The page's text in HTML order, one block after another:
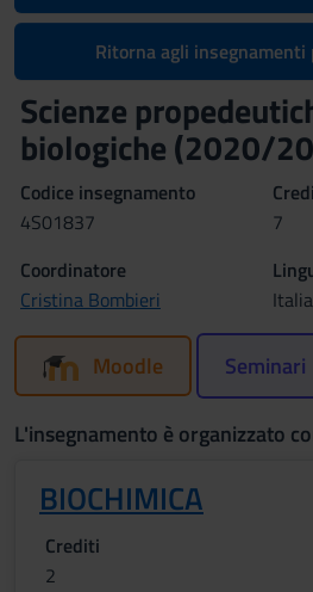
Ritorna agli insegnamenti
Scienze
biologiche (2020/
Codice insegnamento
4S01837
7
Coordinatore
Cristina Bombieri
Moodle Seminari
L'insegnamento è organizzato
BIOCHIMICA
Crediti
2